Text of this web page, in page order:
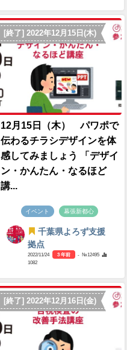
[終了] 2022年12月15日(木)
12月15日（木） パワポで
伝わるチラシデザインを体
感してみましょう 「デザイ
ン・かんたん・なるほど
講...
イベント 幕張新都心
千葉県よろず支援
拠点
2022/11/24 3 年前
- №12495
1082
[終了] 2022年12月16日(金)